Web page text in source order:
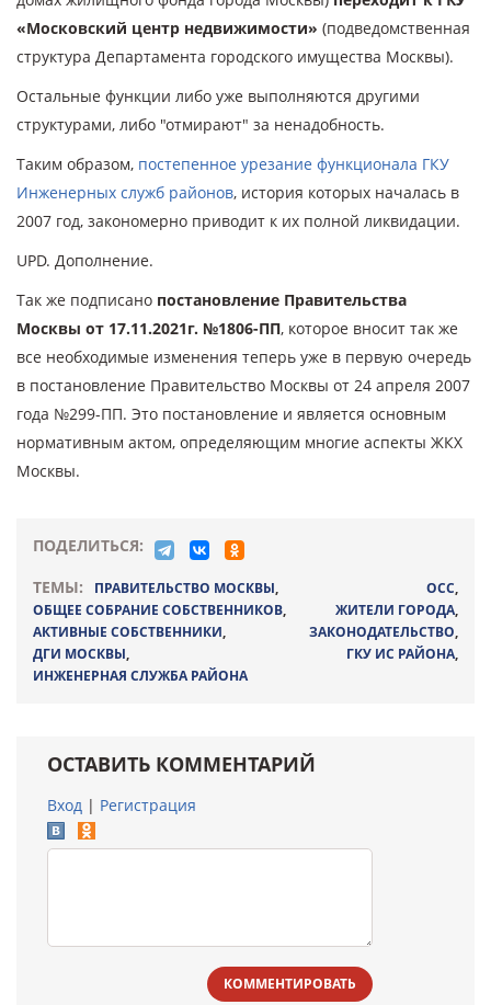
«Московский центр недвижимости» (подведомственная
структура Департамента городского имущества Москвы).
Остальные функции либо уже выполняются другими
структурами, либо "отмирают" за ненадобность.
Таким образом, постепенное урезание функционала ГКУ
Инженерных служб районов, история которых началась в
2007 год, закономерно приводит к их полной ликвидации.
UPD. Дополнение.
Так же подписано постановление Правительства
Москвы от 17.11.2021г. №1806-ПП, которое вносит так же
все необходимые изменения теперь уже в первую очередь
в постановление Правительство Москвы от 24 апреля 2007
года №299-ПП. Это постановление и является основным
нормативным актом, определяющим многие аспекты ЖКХ
Москвы.
ПОДЕЛИТЬСЯ:
ТЕМЫ:
ПРАВИТЕЛЬСТВО МОСКВЫ, ОСС,
ОБЩЕЕ СОБРАНИЕ СОБСТВЕННИКОВ, ЖИТЕЛИ ГОРОДА,
АКТИВНЫЕ СОБСТВЕННИКИ, ЗАКОНОДАТЕЛЬСТВО,
ДГИ МОСКВЫ, ГКУ ИС РАЙОНА,
ИНЖЕНЕРНАЯ СЛУЖБА РАЙОНА
ОСТАВИТЬ КОММЕНТАРИЙ
Вход | Регистрация
КОММЕНТИРОВАТЬ